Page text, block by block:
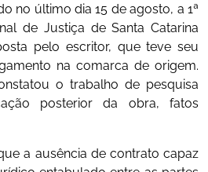
no último dia 15 de agosto, a 1ª
de Justiça de Santa Catarina
pelo escritor, que teve seu
na comarca de origem.
o trabalho de pesquisa
posterior da obra, fatos
a ausência de contrato capaz